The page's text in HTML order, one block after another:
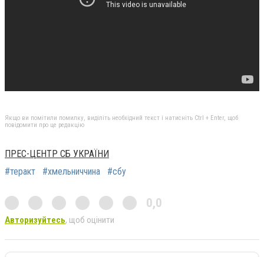
Якщо ви помітили помилку, виділіть необхідний текст і натисніть Ctrl + Enter, щоб
повідомити про це редакцію
ПРЕС-ЦЕНТР СБ УКРАЇНИ
#теракт
#хмельниччина #сбу
0,0
Авторизуйтесь, щоб оцінити